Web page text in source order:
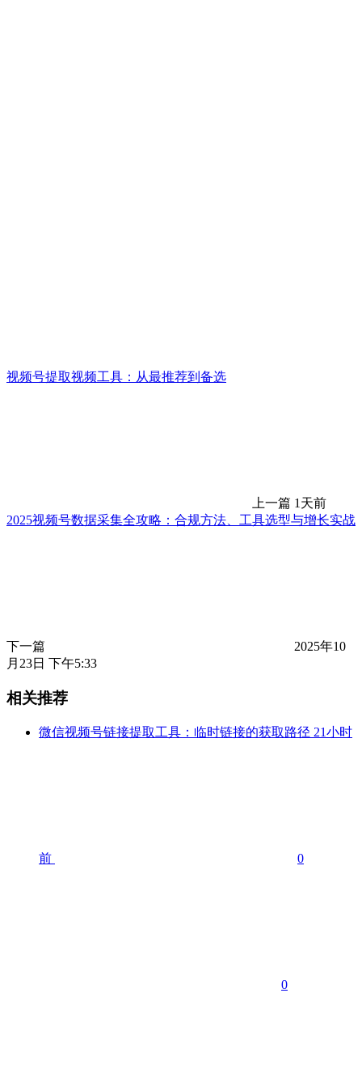
视频号提取视频工具：从最推荐到备选
上一篇 1天前
2025视频号数据采集全攻略：合规方法、工具选型与增长实战
下一篇
2025年10
月23日 下午5:33
相关推荐
微信视频号链接提取工具：临时链接的获取路径 21小时
前 0
0